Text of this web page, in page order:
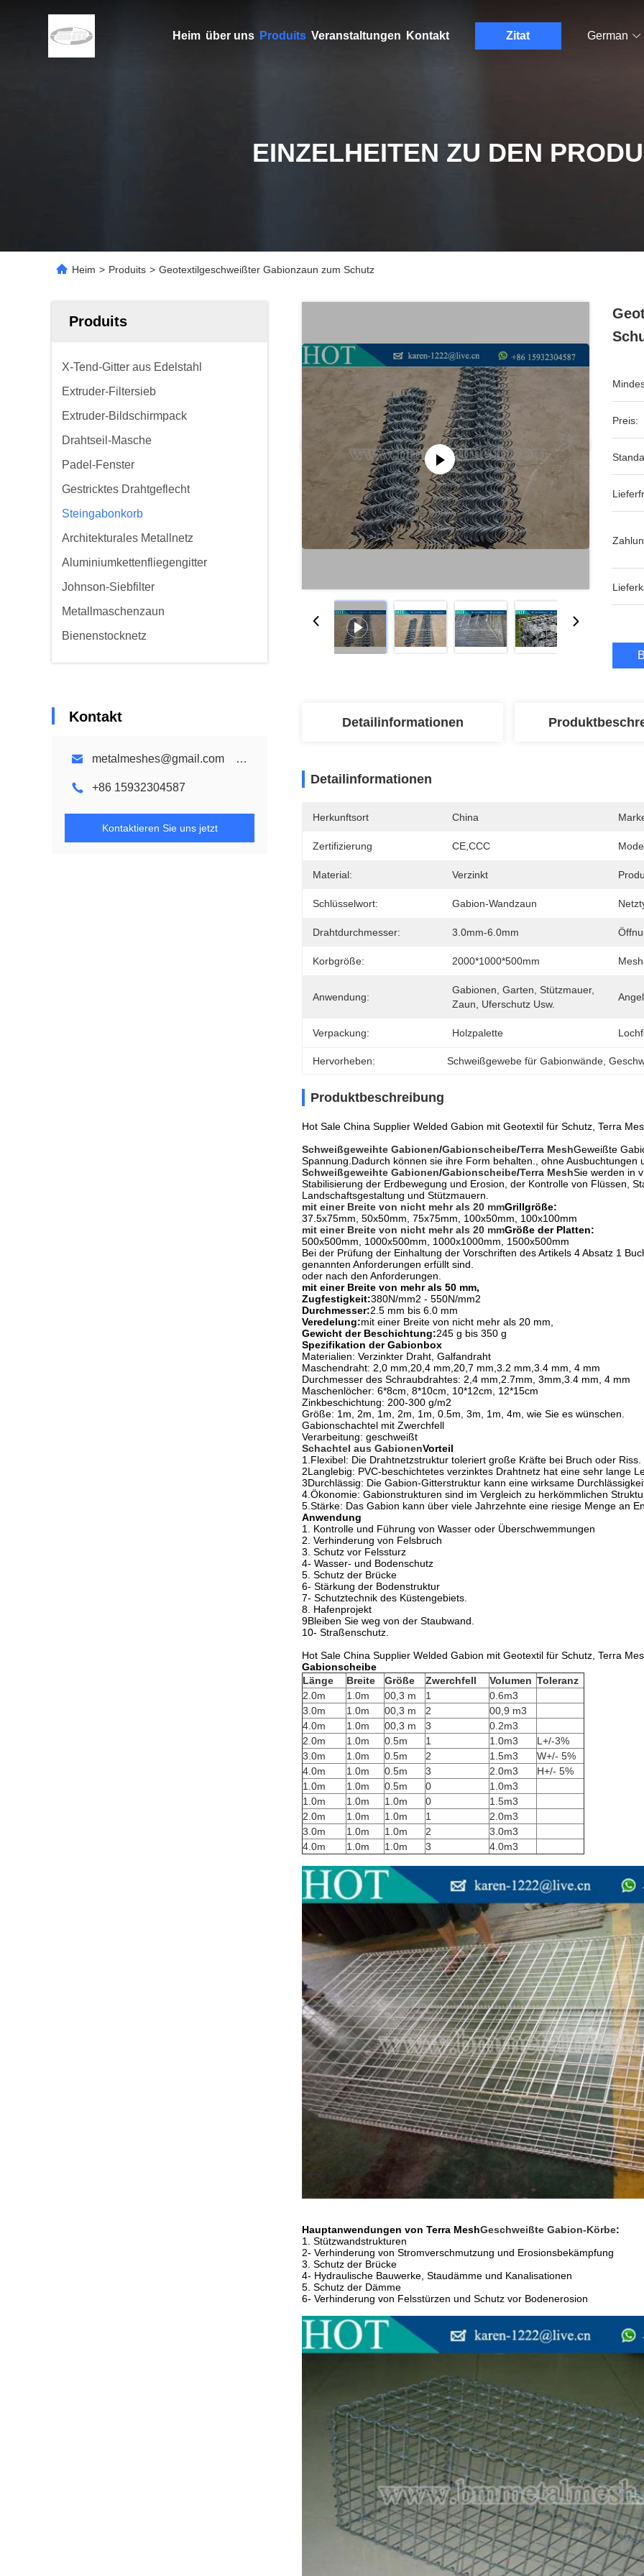
Heim über uns Produits Veranstaltungen Kontakt Zitat German
EINZELHEITEN ZU DEN
Heim > Produits > Geotextilgeschweißter Gabionzaun zum Schutz
Produits
X-Tend-Gitter aus Edelstahl
Extruder-Filtersieb
Extruder-Bildschirmpack
Drahtseil-Masche
Padel-Fenster
Gestricktes Drahtgeflecht
Steingabonkorb
Architekturales Metallnetz
Aluminiumkettenfliegengitter
Johnson-Siebfilter
Metallmaschenzaun
Bienenstocknetz
Kontakt
metalmeshes@gmail.com karen@bmmetalmesh.com
+86 15932304587
Kontaktieren Sie uns jetzt
Preis:
Detailinformationen
Detailinformationen
Herkunftsort China
Zertifizierung CE,CCC
Material: Verzinkt
Schlüsselwort: Gabion-Wandzaun
Drahtdurchmesser: 3.0mm-6.0mm
Korbgröße: 2000*1000*500mm
Anwendung:
Gabionen, Garten, Stützmauer,
Zaun, Uferschutz Usw.
Verpackung: Holzpalette
Hervorheben: Schweißgewebe für Gabionwände ,
Produktbeschreibung
Hot Sale China Supplier Welded Gabion mit Geotextil für Schutz, Terra
Schweißgeweihte Gabionen/Gabionscheibe/Terra MeshGeweißte
Spannung.Dadurch können sie ihre Form behalten., ohne
Schweißgeweihte Gabionen/Gabionscheibe/Terra MeshSie werden in
Stabilisierung der Erdbewegung und Erosion, der Kontrolle von Flüssen,
Landschaftsgestaltung und Stützmauern.
mit einer Breite von nicht mehr als 20 mmGrillgröße:
37.5x75mm, 50x50mm, 75x75mm, 100x50mm, 100x100mm
mit einer Breite von nicht mehr als 20 mmGröße der Platten:
500x500mm, 1000x500mm, 1000x1000mm, 1500x500mm
Bei der Prüfung der Einhaltung der Vorschriften des Artikels 4 Absatz 1
genannten Anforderungen erfüllt sind.
oder nach den Anforderungen.
mit einer Breite von mehr als 50 mm,
Zugfestigkeit:380N/mm2 - 550N/mm2
Durchmesser:2.5 mm bis 6.0 mm
Veredelung:mit einer Breite von nicht mehr als 20 mm,
Gewicht der Beschichtung:245 g bis 350 g
Spezifikation der Gabionbox
Materialien: Verzinkter Draht, Galfandraht
Maschendraht: 2,0 mm,20,4 mm,20,7 mm,3.2 mm,3.4 mm, 4 mm
Durchmesser des Schraubdrahtes: 2,4 mm,2.7mm, 3mm,3.4 mm, 4 mm
Maschenlöcher: 6*8cm, 8*10cm, 10*12cm, 12*15cm
Zinkbeschichtung: 200-300 g/m2
Größe: 1m, 2m, 1m, 2m, 1m, 0.5m, 3m, 1m, 4m, wie Sie es wünschen.
Gabionschachtel mit Zwerchfell
Verarbeitung: geschweißt
Schachtel aus GabionenVorteil
1.Flexibel: Die Drahtnetzstruktur toleriert große Kräfte bei Bruch oder Riss.
2Langlebig: PVC-beschichtetes verzinktes Drahtnetz hat eine sehr lange
3Durchlässig: Die Gabion-Gitterstruktur kann eine wirksame
4.Ökonomie: Gabionstrukturen sind im Vergleich zu herkömmlichen
5.Stärke: Das Gabion kann über viele Jahrzehnte eine riesige Menge an
Anwendung
1. Kontrolle und Führung von Wasser oder Überschwemmungen
2. Verhinderung von Felsbruch
3. Schutz vor Felssturz
4- Wasser- und Bodenschutz
5. Schutz der Brücke
6- Stärkung der Bodenstruktur
7- Schutztechnik des Küstengebiets.
8. Hafenprojekt
9Bleiben Sie weg von der Staubwand.
10- Straßenschutz.
Hot Sale China Supplier Welded Gabion mit Geotextil für Schutz, Terra
Gabionscheibe
Länge
Breite Größe Zwerchfell Volumen Toleranz
2.0m
1.0m 00,3 m 1
0.6m3
3.0m
1.0m 00,3 m 2
00,9 m3
4.0m
1.0m 00,3 m 3
0.2m3
2.0m
1.0m 0.5m 1 1.0m3
L+/-3%
3.0m
1.0m 0.5m 2 1.5m3
W+/- 5%
4.0m
1.0m 0.5m 3 2.0m3
H+/- 5%
1.0m
1.0m 0.5m 0
1.0m3
1.0m
1.0m 1.0m 0
1.5m3
2.0m
1.0m 1.0m 1
2.0m3
3.0m
1.0m 1.0m 2
3.0m3
4.0m
1.0m 1.0m 3 4.0m3
Hauptanwendungen von Terra MeshGeschweißte Gabion-Körbe:
1. Stützwandstrukturen
2- Verhinderung von Stromverschmutzung und Erosionsbekämpfung
3. Schutz der Brücke
4- Hydraulische Bauwerke, Staudämme und Kanalisationen
5. Schutz der Dämme
6- Verhinderung von Felsstürzen und Schutz vor Bodenerosion